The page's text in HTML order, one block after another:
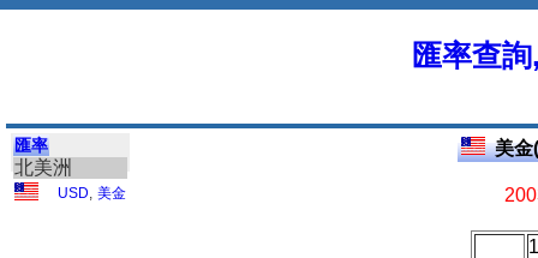
匯率查
匯率
北美洲
USD 美金
美金